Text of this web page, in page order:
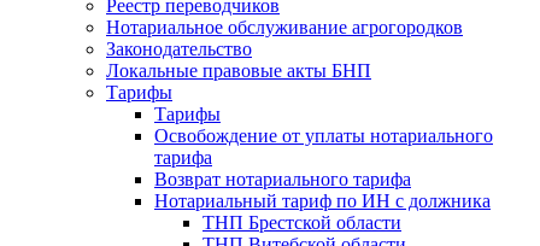
Реестр переводчиков
Нотариальное обслуживание агрогородков
Законодательство
Локальные правовые акты БНП
Тарифы
Тарифы
Освобождение от уплаты нотариального
тарифа
Возврат нотариального тарифа
Нотариальный тариф по ИН с должника
ТНП Брестской области